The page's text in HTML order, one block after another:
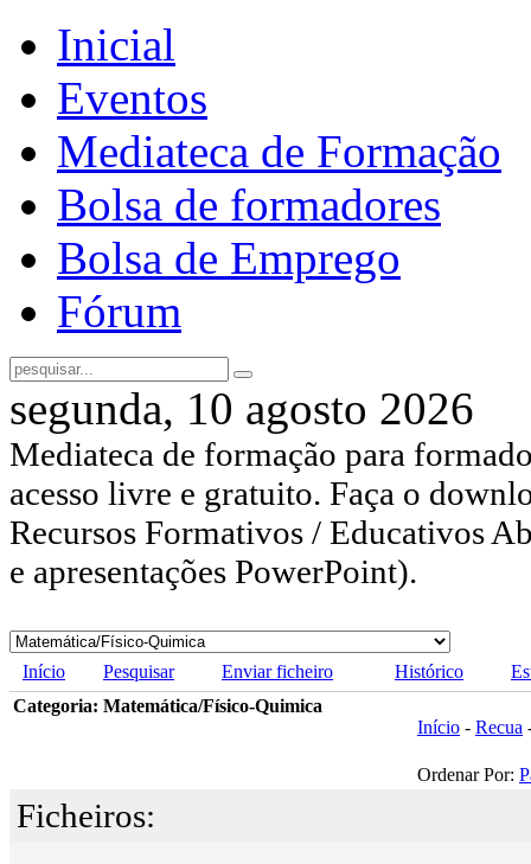
Inicial
Eventos
Mediateca de Formação
Bolsa de formadores
Bolsa de Emprego
Fórum
segunda, 10 agosto 2026
Mediateca de formação para
acesso livre e gratuito. Faça o
Recursos Formativos / Educativos
e apresentações PowerPoint).
Início Pesquisar Enviar ficheiro Histórico
Categoria: Matemática/Físico-Quimica
Início - Recua
Ordenar Por:
Ficheiros: